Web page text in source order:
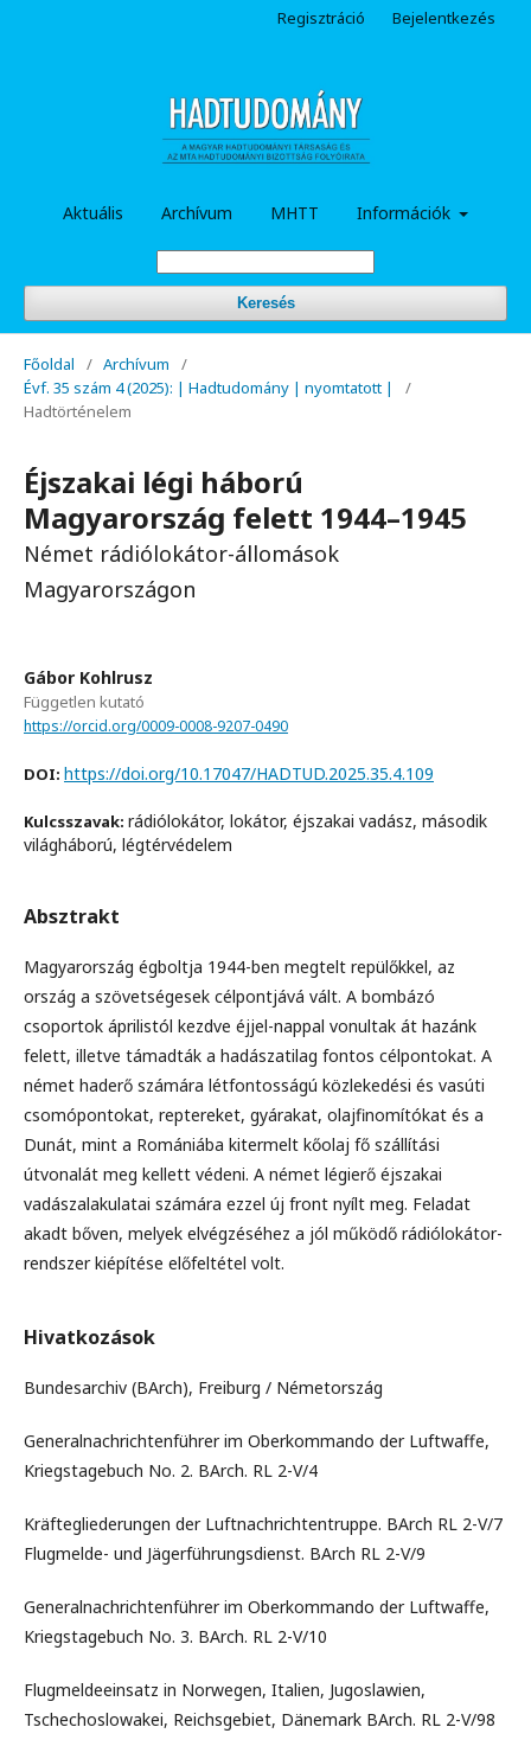
Aktuális Archívum MHTT Információk
Keresés
Regisztráció Bejelentkezés
Főoldal / Archívum
/
Évf. 35 szám 4 (2025): | Hadtudomány | nyomtatott |
/
Hadtörténelem
Éjszakai légi háború
Magyarország felett 1944–1945
Német rádiólokátor-állomások
Magyarországon
Gábor Kohlrusz
Független kutató
https://orcid.org/0009-0008-9207-0490
DOI: https://doi.org/10.17047/HADTUD.2025.35.4.109
Kulcsszavak: rádiólokátor, lokátor, éjszakai vadász, második
világháború, légtérvédelem
Absztrakt
Magyarország égboltja 1944-ben megtelt repülőkkel, az
ország a szövetségesek célpontjává vált. A bombázó
csoportok áprilistól kezdve éjjel-nappal vonultak át hazánk
felett, illetve támadták a hadászatilag fontos célpontokat. A
német haderő számára létfontosságú közlekedési és vasúti
csomópontokat, reptereket, gyárakat, olajfinomítókat és a
Dunát, mint a Romániába kitermelt kőolaj fő szállítási
útvonalát meg kellett védeni. A német légierő éjszakai
vadászalakulatai számára ezzel új front nyílt meg. Feladat
akadt bőven, melyek elvégzéséhez a jól működő rádiólokátor-
rendszer kiépítése előfeltétel volt.
Hivatkozások
Bundesarchiv (BArch), Freiburg / Németország
Generalnachrichtenführer im Oberkommando der Luftwaffe,
Kriegstagebuch No. 2. BArch. RL 2-V/4
Kräftegliederungen der Luftnachrichtentruppe. BArch RL 2-V/7
Flugmelde- und Jägerführungsdienst. BArch RL 2-V/9
Generalnachrichtenführer im Oberkommando der Luftwaffe,
Kriegstagebuch No. 3. BArch. RL 2-V/10
Flugmeldeeinsatz in Norwegen, Italien, Jugoslawien,
Tschechoslowakei, Reichsgebiet, Dänemark BArch. RL 2-V/98